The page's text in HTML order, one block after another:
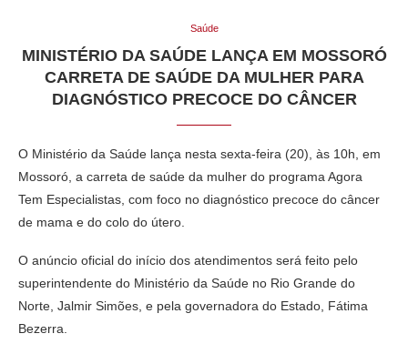
Saúde
MINISTÉRIO DA SAÚDE LANÇA EM MOSSORÓ
CARRETA DE SAÚDE DA MULHER PARA
DIAGNÓSTICO PRECOCE DO CÂNCER
O Ministério da Saúde lança nesta sexta-feira (20), às 10h, em
Mossoró , a carreta de saúde da mulher do programa Agora
Tem Especialistas, com foco no diagnóstico precoce do câncer
de mama e do colo do útero.
O anúncio oficial do início dos atendimentos será feito pelo
superintendente do Ministério da Saúde no Rio Grande do
Norte, Jalmir Simões , e pela governadora do Estado, Fátima
Bezerra